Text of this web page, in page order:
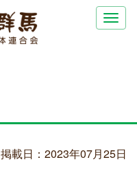
掲載日：2023年07月25日